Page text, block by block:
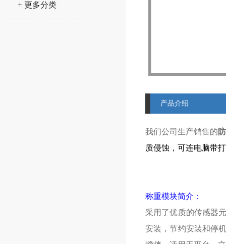
+ 更多分类
产品介绍
我们公司生产销售的
质侵蚀，可连电脑带
称重模块简介：
采用了优质的传感器
安装，节约安装和停